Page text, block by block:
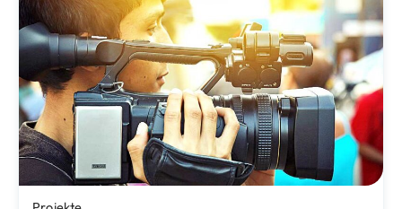
Fachkräfte als Vorbilder stärkt
März 17, 2026
Mit Unterstützung der Techniker Krankenkasse
startet die eventus Bildung gGmbH das Projekt
„Erzieher:innen: Vorbilder für eine ganzheitlich
bewusste Lebensweise“. Das